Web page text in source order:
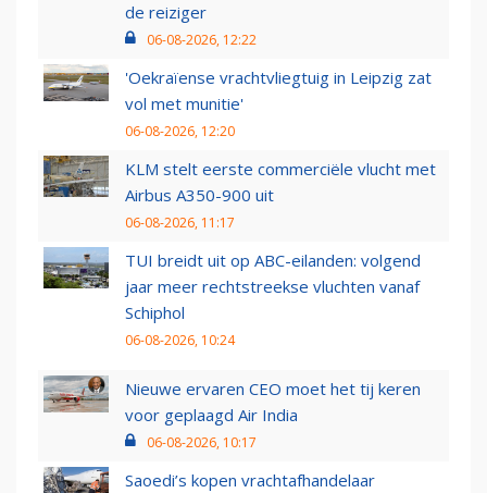
de reiziger
06-08-2026, 12:22
'Oekraïense vrachtvliegtuig in Leipzig zat
vol met munitie'
06-08-2026, 12:20
KLM stelt eerste commerciële vlucht met
Airbus A350-900 uit
06-08-2026, 11:17
TUI breidt uit op ABC-eilanden: volgend
jaar meer rechtstreekse vluchten vanaf
Schiphol
06-08-2026, 10:24
Nieuwe ervaren CEO moet het tij keren
voor geplaagd Air India
06-08-2026, 10:17
Saoedi’s kopen vrachtafhandelaar